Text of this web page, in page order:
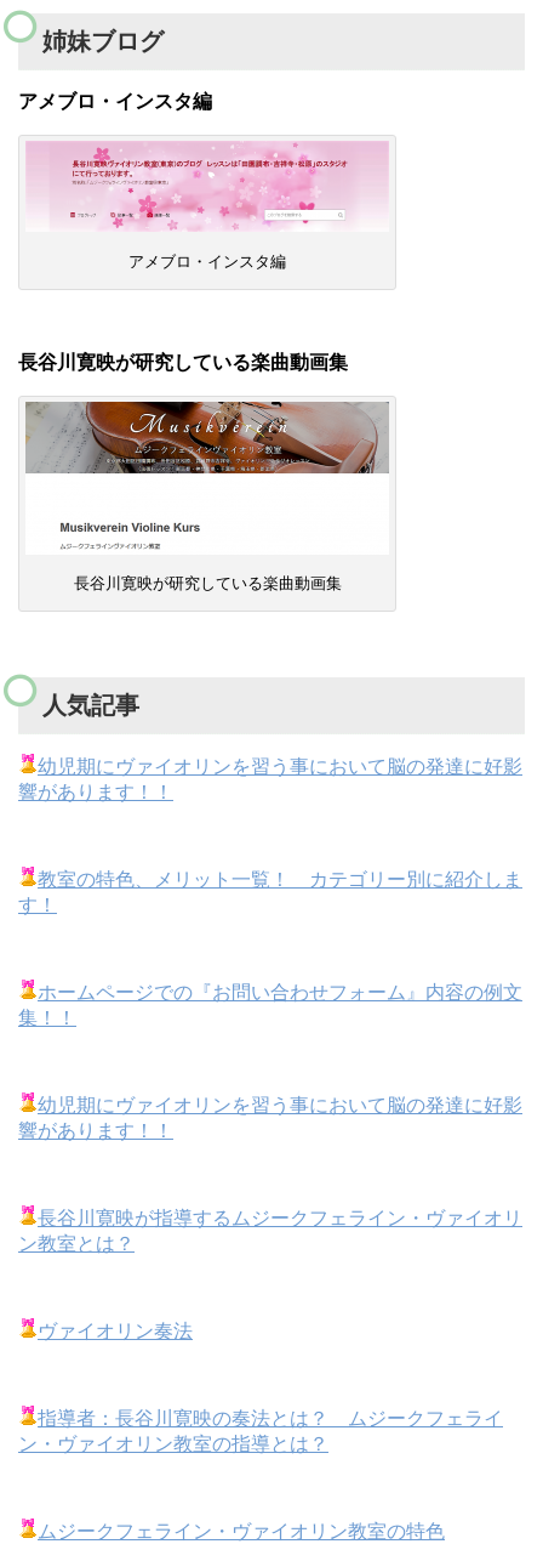
姉妹ブログ
アメブロ・インスタ編
アメブロ・インスタ編
長谷川寛映が研究している楽曲動画集
長谷川寛映が研究している楽曲動画集
人気記事
幼児期にヴァイオリンを習う事において脳の発達に好影
響があります！！
教室の特色、メリット一覧！ カテゴリー別に紹介しま
す！
ホームページでの『お問い合わせフォーム』内容の例文
集！！
幼児期にヴァイオリンを習う事において脳の発達に好影
響があります！！
長谷川寛映が指導するムジークフェライン・ヴァイオリ
ン教室とは？
ヴァイオリン奏法
指導者：長谷川寛映の奏法とは？ ムジークフェライ
ン・ヴァイオリン教室の指導とは？
ムジークフェライン・ヴァイオリン教室の特色